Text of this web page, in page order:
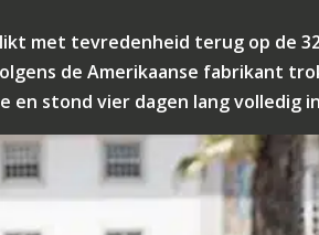
met tevredenheid terug op de
de Amerikaanse fabrikant
en stond vier dagen lang volledig